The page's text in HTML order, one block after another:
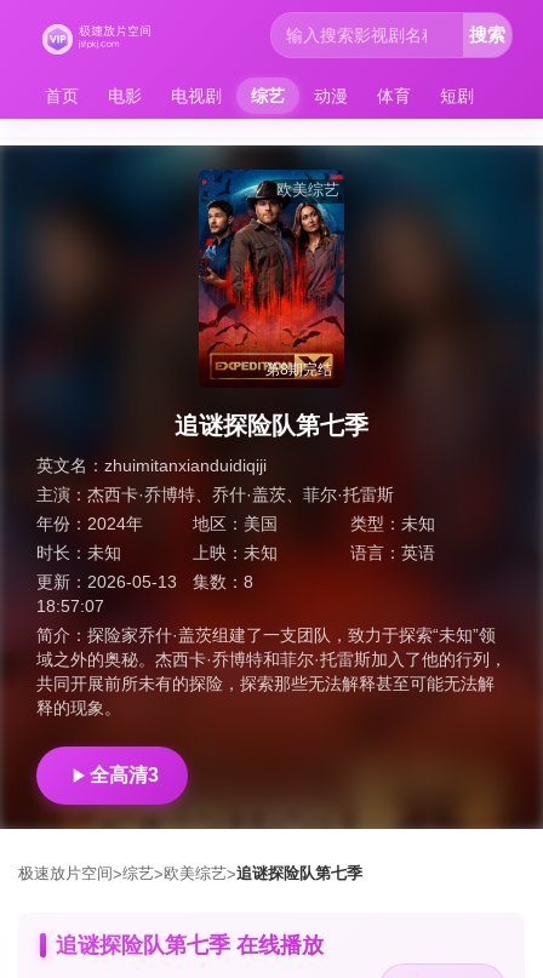
首页 电影 电视剧 综艺 动漫 体育 短剧
搜索
欧美综艺
第8期完结
追谜探险队第七季
英文名： zhuimitanxianduidiqiji
主演： 杰西卡·乔博特、乔什·盖茨、菲尔·托雷斯
年份： 2024年 地区： 美国 类型： 未知
时长： 未知 上映：未知 语言： 英语
更新： 2026-05-13
18:57:07
集数：8
简介： 探险家乔什·盖茨组建了一支团队，致力于探索“未知”领
域之外的奥秘。杰西卡·乔博特和菲尔·托雷斯加入了他的行列，
共同开展前所未有的探险，探索那些无法解释甚至可能无法解
释的现象。
全高清3
极速放片空间>综艺>欧美综艺>追谜探险队第七季
追谜探险队第七季 在线播放